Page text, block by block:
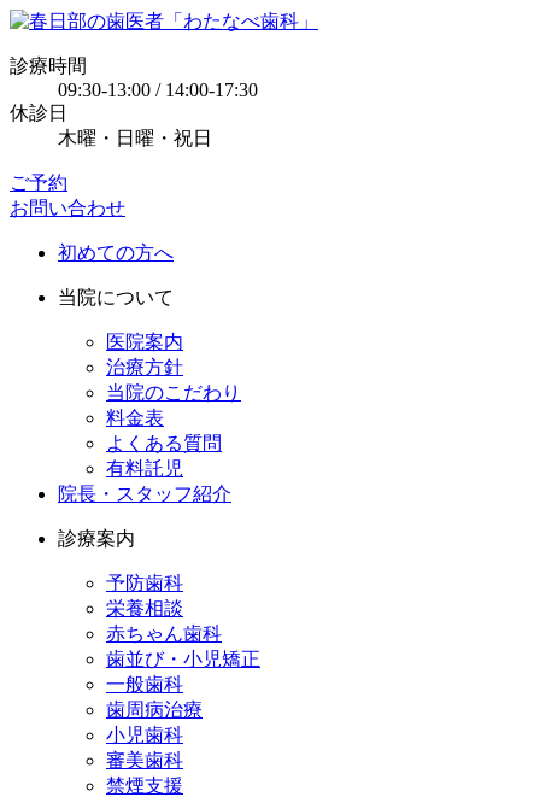
診療時間
09:30-13:00 / 14:00-17:30
休診日
木曜・日曜・祝日
ご予約
お問い合わせ
初めての方へ
当院について
医院案内
治療方針
当院のこだわり
料金表
よくある質問
有料託児
院長・スタッフ紹介
診療案内
予防歯科
栄養相談
赤ちゃん歯科
歯並び・小児矯正
一般歯科
歯周病治療
小児歯科
審美歯科
禁煙支援